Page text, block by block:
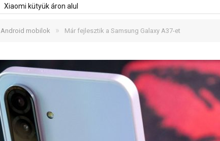
Xiaomi kütyük áron alul
Android mobilok » Már fejlesztik a Samsung Galaxy A37-et